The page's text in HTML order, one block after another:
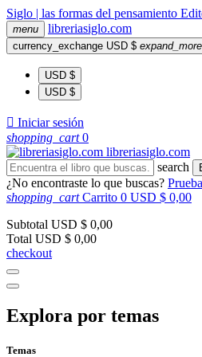
Siglo | las formas del pensamiento
menu libreriasiglo.com
currency_exchange USD $ expand_more
USD $
USD $
 Iniciar sesión
shopping_cart 0
libreriasiglo.com
search
¿No encontraste lo que buscas?
shopping_cart Carrito 0 USD $ 0,00
Subtotal USD $ 0,00
Total USD $ 0,00
checkout
Explora por temas
Temas